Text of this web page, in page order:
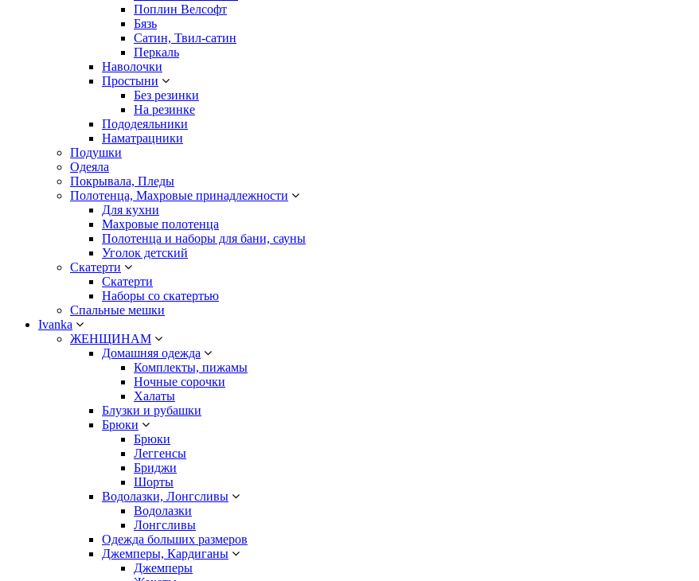
Поплин Велсофт
Бязь
Сатин, Твил-сатин
Перкаль
Наволочки
Простыни
Без резинки
На резинке
Пододеяльники
Наматрацники
Подушки
Одеяла
Покрывала, Пледы
Полотенца, Махровые принадлежности
Для кухни
Махровые полотенца
Полотенца и наборы для бани, сауны
Уголок детский
Скатерти
Скатерти
Наборы со скатертью
Спальные мешки
Ivanka
ЖЕНЩИНАМ
Домашняя одежда
Комплекты, пижамы
Ночные сорочки
Халаты
Блузки и рубашки
Брюки
Брюки
Леггенсы
Бриджи
Шорты
Водолазки, Лонгсливы
Водолазки
Лонгсливы
Одежда больших размеров
Джемперы, Кардиганы
Джемперы